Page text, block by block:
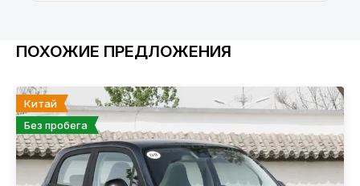
ПОХОЖИЕ ПРЕДЛОЖЕНИЯ
Китай
Без пробега